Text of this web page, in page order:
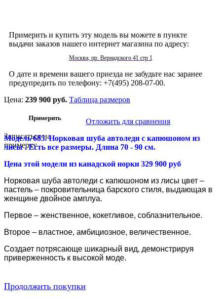
Примерить и купить эту модель вы можете в пункте
выдачи заказов нашего интернет магазина по адресу:
Москва, пр. Вернадского 41 стр 1
О дате и времени вашего приезда не забудьте нас заранее
предупредить по телефону: +7(495) 208-07-00.
Цена: 239 900 руб. Таблица размеров
Записаться на
примерку
Отложить для сравнения
Модель 685. Норковая шуба автоледи с капюшоном из
лисы . Есть все размеры. Длина 70 - 90 см.
Цена этой модели из канадской норки 329 900 руб
Норковая шуба автоледи с капюшоном из лисы цвет –
пастель – покровительница барского стиля, выдающая в
женщине двойное амплуа.
Первое – женственное, кокетливое, соблазнительное.
Второе – властное, амбициозное, величественное.
Создает потрясающе шикарный вид, демонстрируя
приверженность к высокой моде.
Продолжить покупки